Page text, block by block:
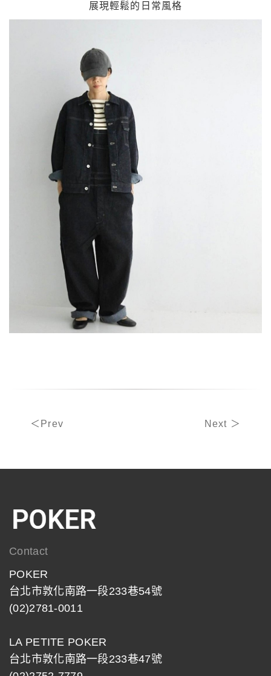
展現輕鬆的日常風格
＜Prev Next ＞
Contact
POKER
台北市敦化南路一段233巷54號
(02)2781-0011
LA PETITE POKER
台北市敦化南路一段233巷47號